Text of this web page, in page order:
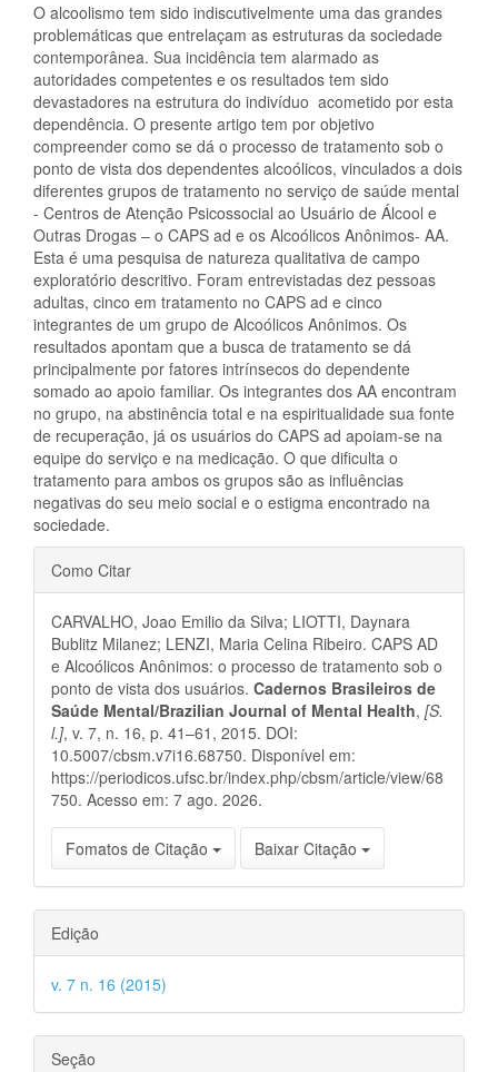
O alcoolismo tem sido indiscutivelmente uma das grandes
problemáticas que entrelaçam as estruturas da sociedade
contemporânea. Sua incidência tem alarmado as
autoridades competentes e os resultados tem sido
devastadores na estrutura do indivíduo acometido por esta
dependência. O presente artigo tem por objetivo
compreender como se dá o processo de tratamento sob o
ponto de vista dos dependentes alcoólicos, vinculados a dois
diferentes grupos de tratamento no serviço de saúde mental
- Centros de Atenção Psicossocial ao Usuário de Álcool e
Outras Drogas – o CAPS ad e os Alcoólicos Anônimos- AA.
Esta é uma pesquisa de natureza qualitativa de campo
exploratório descritivo. Foram entrevistadas dez pessoas
adultas, cinco em tratamento no CAPS ad e cinco
integrantes de um grupo de Alcoólicos Anônimos. Os
resultados apontam que a busca de tratamento se dá
principalmente por fatores intrínsecos do dependente
somado ao apoio familiar. Os integrantes dos AA encontram
no grupo, na abstinência total e na espiritualidade sua fonte
de recuperação, já os usuários do CAPS ad apoiam-se na
equipe do serviço e na medicação. O que dificulta o
tratamento para ambos os grupos são as influências
negativas do seu meio social e o estigma encontrado na
sociedade.
Detalhes
do
artigo
Como Citar
CARVALHO, Joao Emilio da Silva; LIOTTI, Daynara
Bublitz Milanez; LENZI, Maria Celina Ribeiro. CAPS AD
e Alcoólicos Anônimos: o processo de tratamento sob o
ponto de vista dos usuários. Cadernos Brasileiros de
Saúde Mental/Brazilian Journal of Mental Health, [S.
l.], v. 7, n. 16, p. 41–61, 2015. DOI:
10.5007/cbsm.v7i16.68750. Disponível em:
https://periodicos.ufsc.br/index.php/cbsm/article/view/68
750. Acesso em: 7 ago. 2026.
Fomatos de Citação Baixar Citação
Edição
v. 7 n. 16 (2015)
Seção